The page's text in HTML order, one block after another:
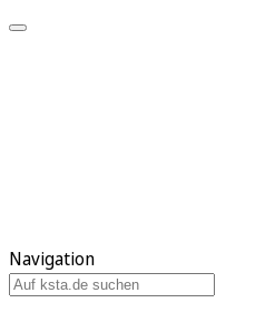
Navigation